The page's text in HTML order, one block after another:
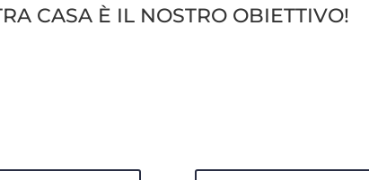
CASA È IL NOSTRO OBIETTIVO!